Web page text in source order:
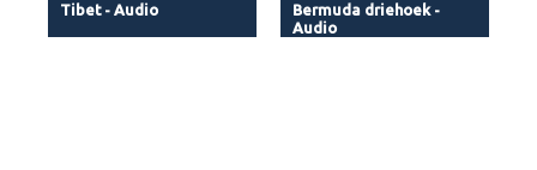
Tibet - Audio
Bermuda driehoek -
Audio